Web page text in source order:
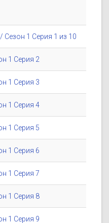
Сезон 1 Серия 1 из 10
1 Серия 2
1 Серия 3
1 Серия 4
1 Серия 5
1 Серия 6
1 Серия 7
1 Серия 8
1 Серия 9